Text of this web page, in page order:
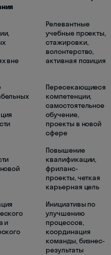
вне
Релевантные
учебные проекты,
стажировки,
волонтерство,
активная позиция
Пересекающиеся
компетенции,
самостоятельное
обучение,
проекты в новой
сфере
Повышение
квалификации,
фриланс-
проекты, четкая
карьерная цель
и
Инициативы по
улучшению
процессов,
координация
команды, бизнес-
результаты